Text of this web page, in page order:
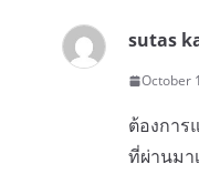
sutas
October
ต้องการ
ที่ผ่านมา